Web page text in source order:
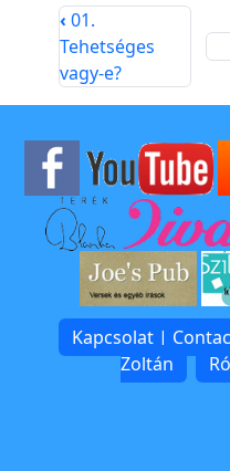
‹ 01.
Tehetséges
vagy-e?
Kapcsolat |
Zoltán